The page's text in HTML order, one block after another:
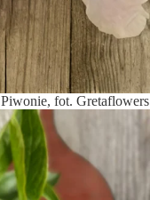
Piwonie, fot. Gretaflowers